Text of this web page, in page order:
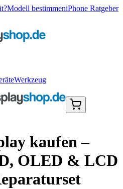
Modell bestimmeniPhone Ratgeber
Werkzeug
kaufen –
OLED & LCD